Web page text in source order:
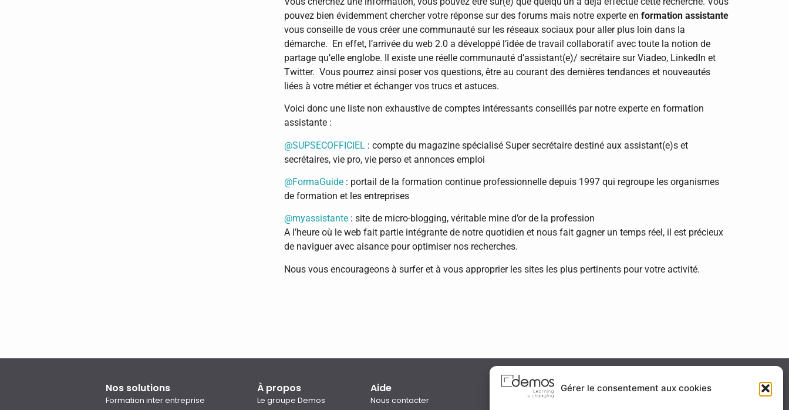
Gérer le consentement aux cookies
pouvez bien évidemment chercher votre réponse sur des forums mais notre experte en formation assistante
vous conseille de vous créer une communauté sur les réseaux sociaux pour aller plus loin dans la
démarche. En effet, l’arrivée du web 2.0 a développé l’idée de travail collaboratif avec toute la notion de
partage qu’elle englobe. Il existe une réelle communauté d’assistant(e)/ secrétaire sur Viadeo, LinkedIn et
Twitter. Vous pourrez ainsi poser vos questions, être au courant des dernières tendances et nouveautés
liées à votre métier et échanger vos trucs et astuces.
Voici donc une liste non exhaustive de comptes intéressants conseillés par notre experte en formation
assistante :
@SUPSECOFFICIEL : compte du magazine spécialisé Super secrétaire destiné aux assistant(e)s et
secrétaires, vie pro, vie perso et annonces emploi
@FormaGuide : portail de la formation continue professionnelle depuis 1997 qui regroupe les organismes
de formation et les entreprises
@myassistante : site de micro-blogging, véritable mine d’or de la profession
A l’heure où le web fait partie intégrante de notre quotidien et nous fait gagner un temps réel, il est précieux
de naviguer avec aisance pour optimiser nos recherches.
Nous vous encourageons à surfer et à vous approprier les sites les plus pertinents pour votre activité.
Nos solutions
Formation inter entreprise
À propos
Le groupe Demos
Aide
Nous contacter
Qualité & certification